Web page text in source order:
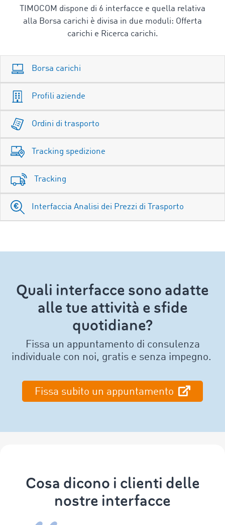
TIMOCOM dispone di 6 interfacce e quella relativa
alla Borsa carichi è divisa in due moduli: Offerta
carichi e Ricerca carichi.
Borsa carichi
Profili aziende
Ordini di trasporto
Tracking spedizione
Tracking
Interfaccia Analisi dei Prezzi di Trasporto
Quali interfacce sono adatte
alle tue attività e sfide
quotidiane?
Fissa un appuntamento di consulenza
individuale con noi, gratis e senza impegno.
Fissa subito un appuntamento
Cosa dicono i clienti delle
nostre interfacce